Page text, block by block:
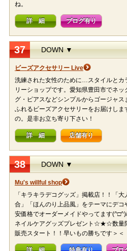
ね。
詳 細 ブログ有り
37 DOWN ▼
ビーズアクセサリー Live
洗練された女性のために…スタイルとカ
リーショップです。愛知県豊田市でネ
グ・ピアスなどシンプルからゴージャ
ふれるビーズアクセサリーをお届けしま
の。是非お立ち寄り下さい！
詳 細 店舗有り
38 DOWN ▼
Mu's willful shop
「キラキラデコグッズ」掲載店！！「
合」「ほんのり上品風」をテーマにデ
安価格でオーダーメイドやってます
ネイルケアグッズプレゼント☆★☆数量
販売スタート！！早いもの勝ちです＞＜